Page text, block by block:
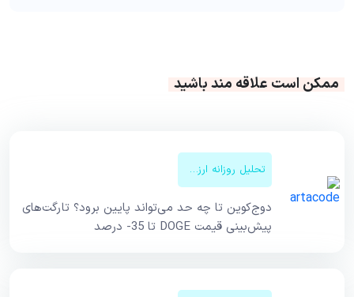
ممکن است علاقه مند باشید
تحلیل روزانه ارزهای دیجیتال
دوج‌کوین تا چه حد می‌تواند پایین برود؟ تارگت‌های
پیش‌بینی قیمت DOGE تا 35- درصد